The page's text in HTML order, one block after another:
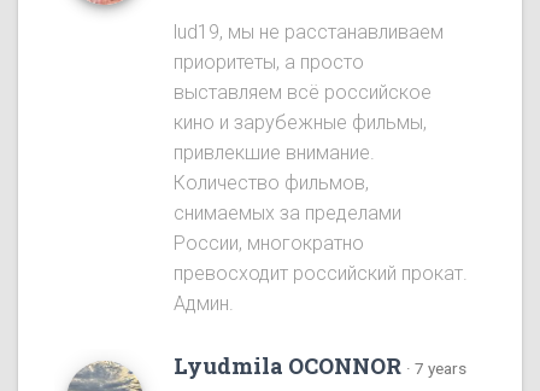
lud19, мы не расстанавливаем
приоритеты, а просто
выставляем всё российское
кино и зарубежные фильмы,
привлекшие внимание.
Количество фильмов,
снимаемых за пределами
России, многократно
превосходит российский прокат.
Админ.
Lyudmila OCONNOR · 7 years